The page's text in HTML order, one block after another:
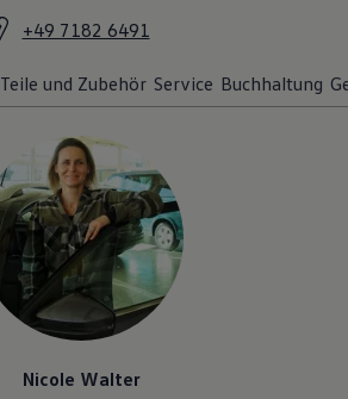
+49 7182 6491
Teile und Zubehör Service Buchhaltung
Nicole Walter